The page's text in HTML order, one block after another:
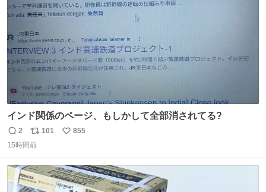
インド関係のページ、もしかして全部消されてる?
返
信
2
リ
ポ
ト
数
101
い
数
855
15時間前